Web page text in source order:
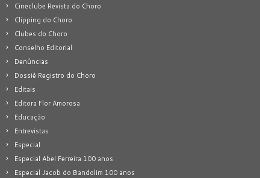
Cineclube Revista do Choro
Clipping do Choro
Clubes do Choro
Conselho Editorial
Denúncias
Dossiê Registro do Choro
Editais
Editora Flor Amorosa
Educação
Entrevistas
Especial
Especial Abel Ferreira 100 anos
Especial Jacob do Bandolim 100 anos